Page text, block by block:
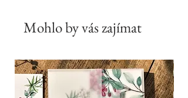
Mohlo by vás zajímat